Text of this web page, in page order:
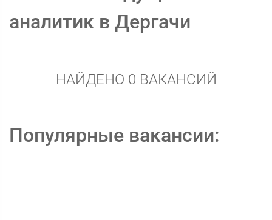
аналитик в Дергачи
НАЙДЕНО 0 ВАКАНСИЙ
Популярные вакансии: